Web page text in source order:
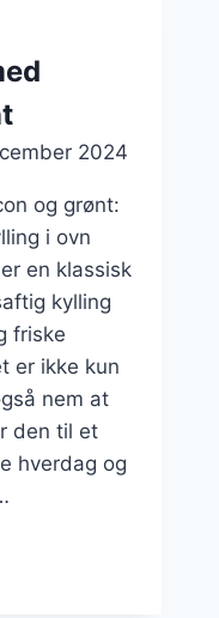
2024
og grønt:
i ovn
en klassisk
kylling
friske
er ikke kun
nem at
den til et
hverdag og